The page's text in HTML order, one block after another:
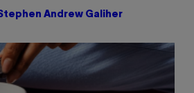
Andrew Galiher